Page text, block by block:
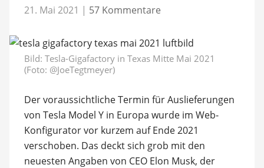
21. Mai 2021 | 57 Kommentare
Bild: Tesla-Gigafactory in Texas Mitte Mai 2021
(Foto: @JoeTegtmeyer)
Der voraussichtliche Termin für Auslieferungen
von Tesla Model Y in Europa wurde im Web-
Konfigurator vor kurzem auf Ende 2021
verschoben. Das deckt sich grob mit den
neuesten Angaben von CEO Elon Musk, der